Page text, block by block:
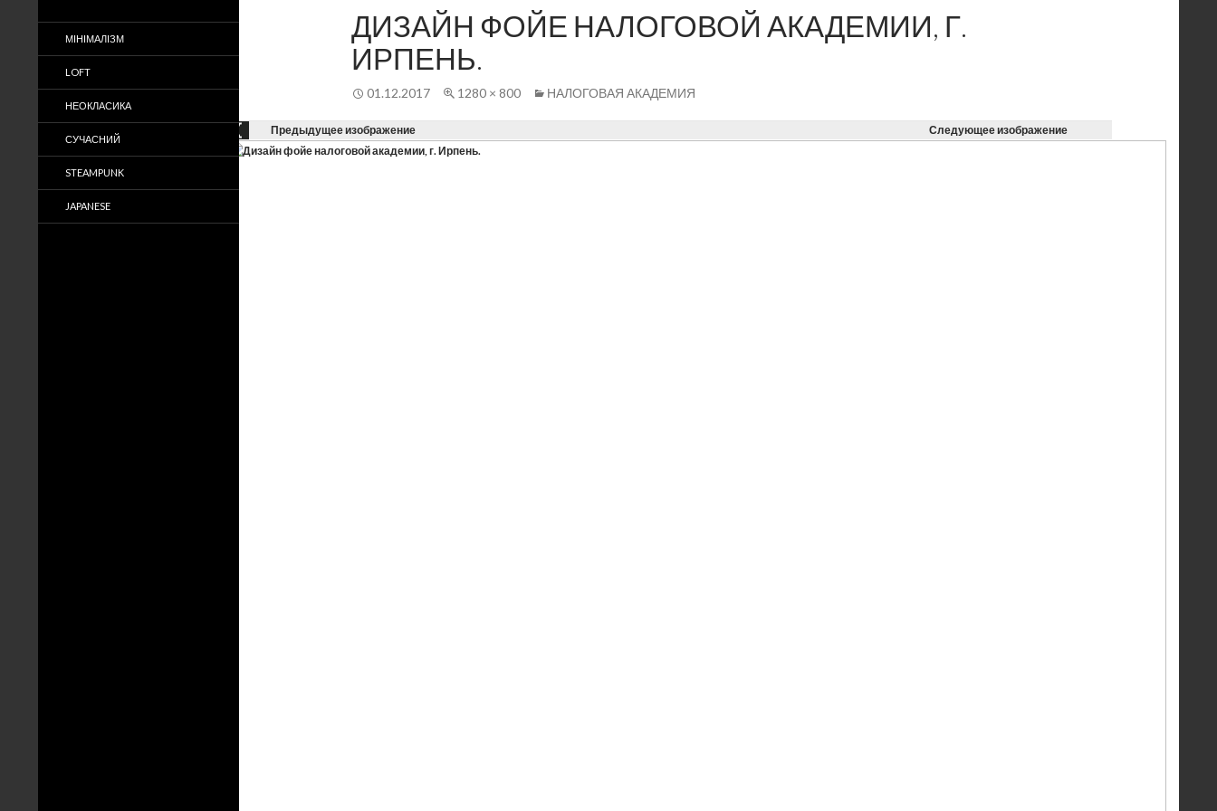
ДИЗАЙН ФОЙЕ НАЛОГОВОЙ АКАДЕМИИ, Г.
ИРПЕНЬ.
01.12.2017 1280 × 800 НАЛОГОВАЯ АКАДЕМИЯ
Предыдущее изображение Следующее изображение
МІНІМАЛІЗМ
LOFT
НЕОКЛАСИКА
СУЧАСНИЙ
STEAMPUNK
JAPANESE